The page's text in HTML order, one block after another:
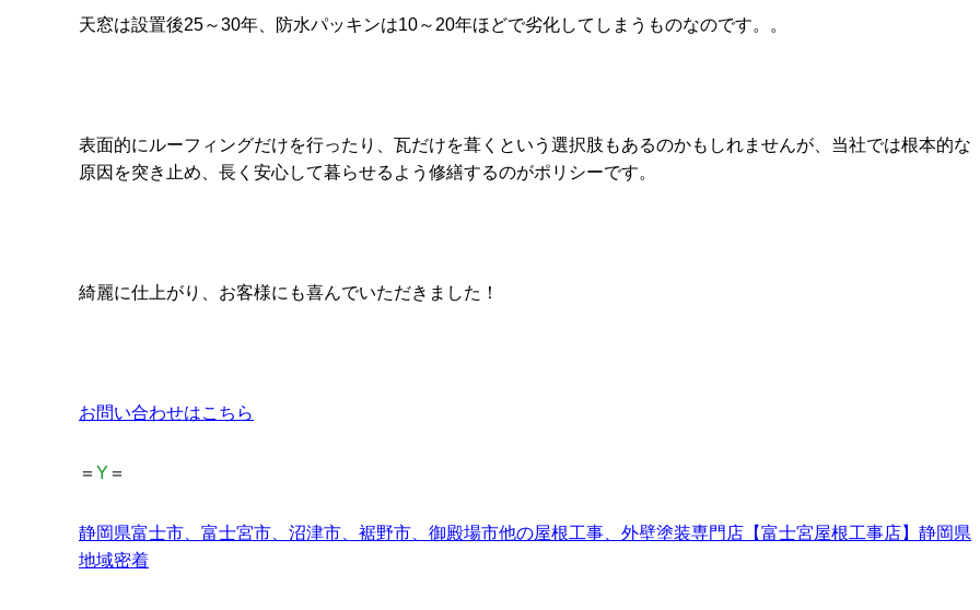
天窓は設置後25～30年、防水パッキンは10～20年ほどで劣化してしまうものなのです。。
表面的にルーフィングだけを行ったり、瓦だけを葺くという選択肢もあるのかもしれませんが、当社では根本的な
原因を突き止め、長く安心して暮らせるよう修繕するのがポリシーです。
綺麗に仕上がり、お客様にも喜んでいただきました！
お問い合わせはこちら
＝ Y ＝
静岡県富士市、富士宮市、沼津市、裾野市、御殿場市他の屋根工事、外壁塗装専門店【富士宮屋根工事店】静岡県
地域密着